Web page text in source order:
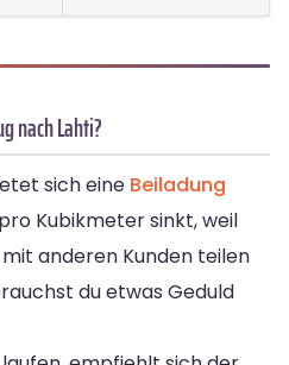
nach Lahti?
sich eine Beiladung
Kubikmeter sinkt, weil
anderen Kunden teilen
du etwas Geduld